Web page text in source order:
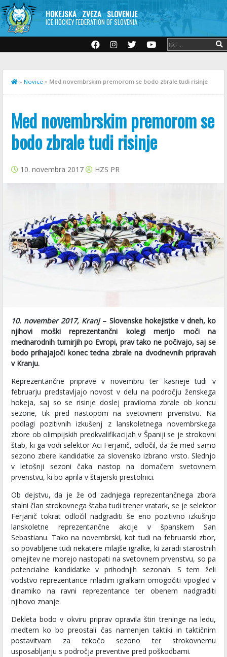
HOKEJSKA ZVEZA SLOVENIJE
ICE HOCKEY FEDERATION OF SLOVENIA
» Novice » Med novembrskim premorom se bodo zbrale tudi risinje
Med novembrskim premorom se
bodo zbrale tudi risinje
10. novembra 2017 HZS PR
10. november 2017, Kranj– Slovenske hokejistke v dneh, ko
njihovi moški reprezentančni kolegi merijo moči na
mednarodnih turnirjih po Evropi, prav tako ne počivajo, saj se
bodo prihajajoči konec tedna zbrale na dvodnevnih pripravah
v Kranju.
Reprezentančne priprave v novembru ter kasneje tudi v
februarju predstavljajo novost v delu na področju ženskega
hokeja, saj so se risinje doslej praviloma zbrale ob koncu
sezone, tik pred nastopom na svetovnem prvenstvu. Na
podlagi pozitivnih izkušenj z lanskoletnega novembrskega
zbore ob olimpijskih predkvalifikacijah v Španiji se je strokovni
štab, ki ga vodi selektor Aci Ferjanič, odločil, da že med samo
sezono zbere kandidatke za slovensko izbrano vrsto. Slednjo
v letošnji sezoni čaka nastop na domačem svetovnem
prvenstvu, ki bo aprila v štajerski prestolnici.
Ob dejstvu, da je že od zadnjega reprezentančnega zbora
stalni član strokovnega štaba tudi trener vratark, se je selektor
Ferjanič tokrat odločil nadgraditi še eno pozitivno izkušnjo
lanskoletne reprezentančne akcije v španskem San
Sebastianu. Tako na novembrski, kot tudi na februarski zbor,
so povabljene tudi nekatere mlajše igralke, ki zaradi starostnih
omejitev ne morejo nastopati na svetovnem prvenstvu, so pa
potencialne kandidatke v prihodnjih sezonah. S tem želi
vodstvo reprezentance mladim igralkam omogočiti vpogled v
dinamiko na ravni reprezentance ter obenem nadgraditi
njihovo znanje.
Dekleta bodo v okviru priprav opravila štiri treninge na ledu,
medtem ko bo preostali čas namenjen taktiki in taktičnim
postavitvam za tekočo sezono ter strokovnemu
usposabljanju s področja preventive pred poškodbami.